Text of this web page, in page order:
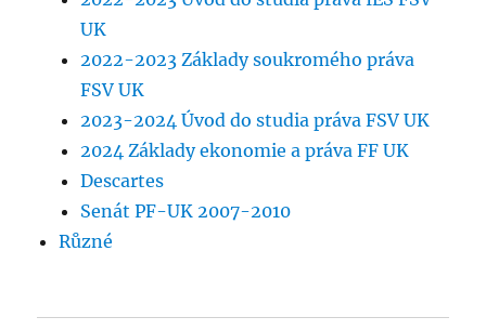
UK
2022-2023 Základy soukromého práva
FSV UK
2023-2024 Úvod do studia práva FSV UK
2024 Základy ekonomie a práva FF UK
Descartes
Senát PF-UK 2007-2010
Různé